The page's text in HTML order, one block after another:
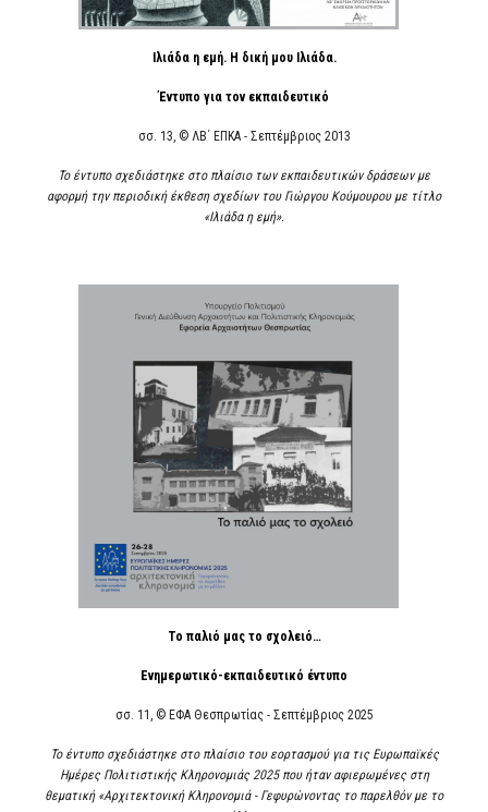
Ιλιάδα η εμή. Η δική μου Ιλιάδα.
Έντυπο για τον εκπαιδευτικό
σσ. 13, © ΛΒ΄ ΕΠΚΑ - Σεπτέμβριος 2013
Το έντυπο σχεδιάστηκε στο πλαίσιο των εκπαιδευτικών δράσεων με
αφορμή την περιοδική έκθεση σχεδίων του Γιώργου Κούμουρου με τίτλο
«Ιλιάδα η εμή».
Το παλιό μας το σχολειό…
Ενημερωτικό-εκπαιδευτικό έντυπο
σσ. 11, © ΕΦΑ Θεσπρωτίας - Σεπτέμβριος 2025
Το έντυπο σχεδιάστηκε στο πλαίσιο του εορτασμού για τις Ευρωπαϊκές
Ημέρες Πολιτιστικής Κληρονομιάς 2025 που ήταν αφιερωμένες στη
θεματική «Αρχιτεκτονική Κληρονομιά - Γεφυρώνοντας το παρελθόν με το